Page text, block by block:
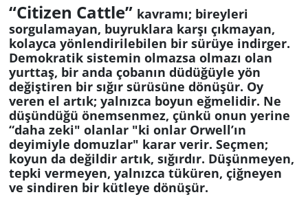
“Citizen Cattle” kavramı; bireyleri
sorgulamayan, buyruklara karşı çıkmayan,
kolayca yönlendirilebilen bir sürüye indirger.
Demokratik sistemin olmazsa olmazı olan
yurttaş, bir anda çobanın düdüğüyle yön
değiştiren bir sığır sürüsüne dönüşür. Oy
veren el artık; yalnızca boyun eğmelidir. Ne
düşündüğü önemsenmez, çünkü onun yerine
“daha zeki" olanlar "ki onlar Orwell’ın
deyimiyle domuzlar" karar verir. Seçmen;
koyun da değildir artık, sığırdır. Düşünmeyen,
tepki vermeyen, yalnızca tüküren, çiğneyen
ve sindiren bir kütleye dönüşür.